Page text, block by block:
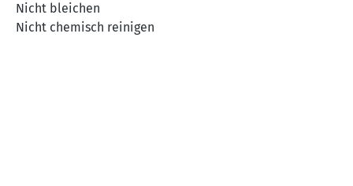
Nicht bleichen
Nicht chemisch reinigen